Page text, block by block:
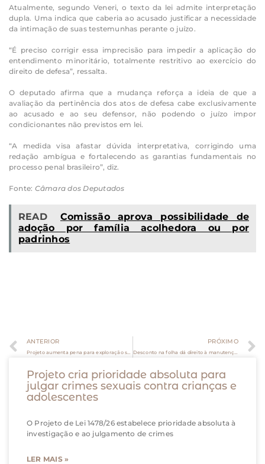
Atualmente, segundo Veneri, o texto da lei admite interpretação
dupla. Uma indica que caberia ao acusado justificar a necessidade
da intimação de suas testemunhas perante o juízo.
“É preciso corrigir essa imprecisão para impedir a aplicação do
entendimento minoritário, totalmente restritivo ao exercício do
direito de defesa”, ressalta.
O deputado afirma que a mudança reforça a ideia de que a
avaliação da pertinência dos atos de defesa cabe exclusivamente
ao acusado e ao seu defensor, não podendo o juízo impor
condicionantes não previstos em lei.
“A medida visa afastar dúvida interpretativa, corrigindo uma
redação ambígua e fortalecendo as garantias fundamentais no
processo penal brasileiro”, diz.
Fonte: Câmara dos Deputados
READ
Comissão aprova possibilidade de
adoção por família acolhedora ou por
padrinhos
ANTERIOR PRÓXIMO
Projeto cria prioridade absoluta para
julgar crimes sexuais contra crianças e
adolescentes
O Projeto de Lei 1478/26 estabelece prioridade absoluta à
investigação e ao julgamento de crimes
LER MAIS »